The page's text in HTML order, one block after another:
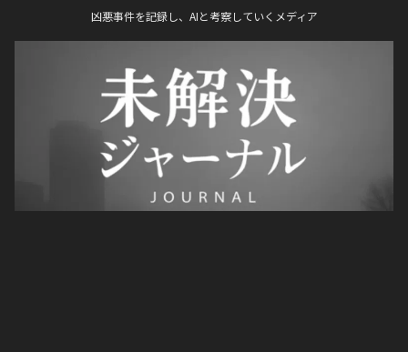
凶悪事件を記録し、AIと考察していくメディア